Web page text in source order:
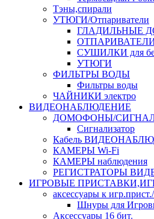
Тэны,спирали
УТЮГИ/Отпариватели
ГЛАДИЛЬНЫЕ
СУШИЛКИ для
УТЮГИ
ФИЛЬТРЫ ВОДЫ
Фильтры воды
ЧАЙНИКИ электро
ВИДЕОНАБЛЮДЕНИЕ
ДОМОФОНЫ/
Сигнализатор
Кабель
КАМЕРЫ Wi-Fi
КАМЕРЫ наблюдения
РЕГИСТРАТОРЫ
ИГРОВЫЕ
аксесcуары к
Шнуры для
Аксессуары 16 бит.